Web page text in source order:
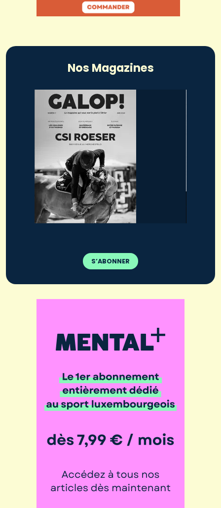
Nos Magazines
S’ABONNER